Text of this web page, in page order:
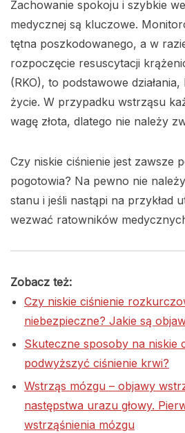
Zachowanie spokoju i szybkie
medycznej są kluczowe.
tętna poszkodowanego, a w
rozpoczęcie resuscytacji
(RKO), to podstawowe
życie. W przypadku wstrząsu
wagę złota, dlatego nie należy
Czy niskie ciśnienie jest zawsze
pogotowia? Na pewno nie
stanu i jeśli nastąpi na przykład
wezwać ratowników
Zobacz też:
Czy niskie ciśnienie
niebezpieczne? Jakie są
Skuteczne sposoby na niskie
podwyższyć ciśnienie krwi?
Wstrząs mózgu – objawy
następstwa urazu głowy.
wstrząśnienia mózgu